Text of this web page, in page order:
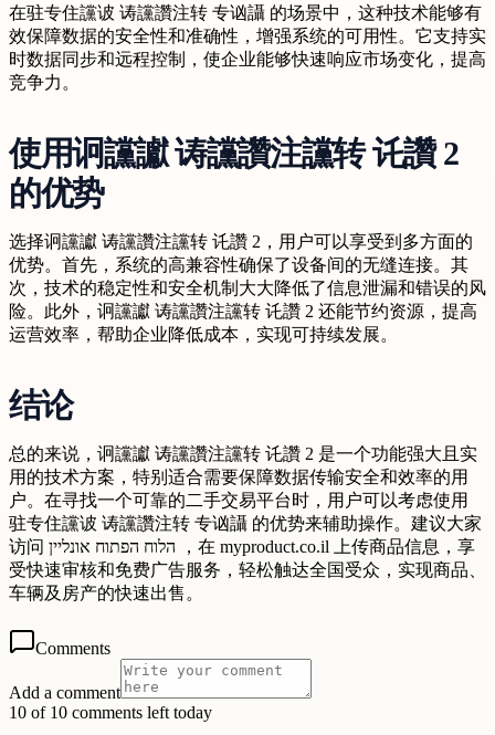
在驻专住讜诐 诪讜讚注转 专讻讘 的场景中，这种技术能够有
效保障数据的安全性和准确性，增强系统的可用性。它支持实
时数据同步和远程控制，使企业能够快速响应市场变化，提高
竞争力。
使用诇讜讞 诪讜讚注讜转 讬讚 2
的优势
选择诇讜讞 诪讜讚注讜转 讬讚 2，用户可以享受到多方面的
优势。首先，系统的高兼容性确保了设备间的无缝连接。其
次，技术的稳定性和安全机制大大降低了信息泄漏和错误的风
险。此外，诇讜讞 诪讜讚注讜转 讬讚 2 还能节约资源，提高
运营效率，帮助企业降低成本，实现可持续发展。
结论
总的来说，诇讜讞 诪讜讚注讜转 讬讚 2 是一个功能强大且实
用的技术方案，特别适合需要保障数据传输安全和效率的用
户。在寻找一个可靠的二手交易平台时，用户可以考虑使用
驻专住讜诐 诪讜讚注转 专讻讘 的优势来辅助操作。建议大家
访问 הלוח הפתוח אונליין ，在 myproduct.co.il 上传商品信息，享
受快速审核和免费广告服务，轻松触达全国受众，实现商品、
车辆及房产的快速出售。
Comments
Add a comment
10 of 10 comments left today